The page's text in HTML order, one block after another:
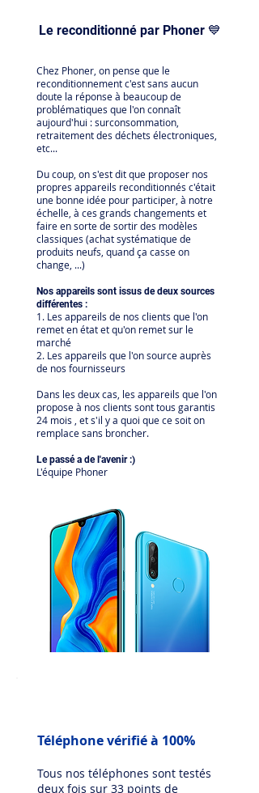
Le reconditionné par Phoner 💙
Chez Phoner, on pense que le
reconditionnement c'est sans aucun
doute la réponse à beaucoup de
problématiques que l'on connaît
aujourd'hui : surconsommation,
retraitement des déchets électroniques,
etc...
Du coup, on s'est dit que proposer nos
propres appareils reconditionnés c'était
une bonne idée pour participer, à notre
échelle, à ces grands changements et
faire en sorte de sortir des modèles
classiques (achat systématique de
produits neufs, quand ça casse on
change, ...)
Nos appareils sont issus de deux sources
différentes :
1. Les appareils de nos clients que l'on
remet en état et qu'on remet sur le
marché
2. Les appareils que l'on source auprès
de nos fournisseurs
Dans les deux cas, les appareils que l'on
propose à nos clients sont tous garantis
24 mois , et s'il y a quoi que ce soit on
remplace sans broncher.
Le passé a de l'avenir :)
L'équipe Phoner
Téléphone vérifié à 100%
Tous nos téléphones sont testés
deux fois sur 33 points de